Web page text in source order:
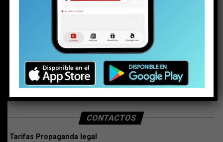
BUSCAR
CONTACTOS
Tarifas Propaganda legal